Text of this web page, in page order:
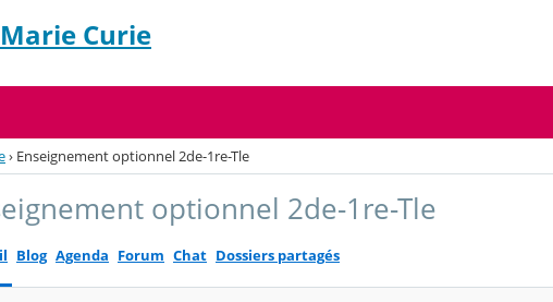
Curie
› Enseignement optionnel 2de-1re-Tle
optionnel 2de-1re-Tle
Blog Agenda Forum Chat Dossiers partagés